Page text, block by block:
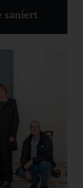
saniert